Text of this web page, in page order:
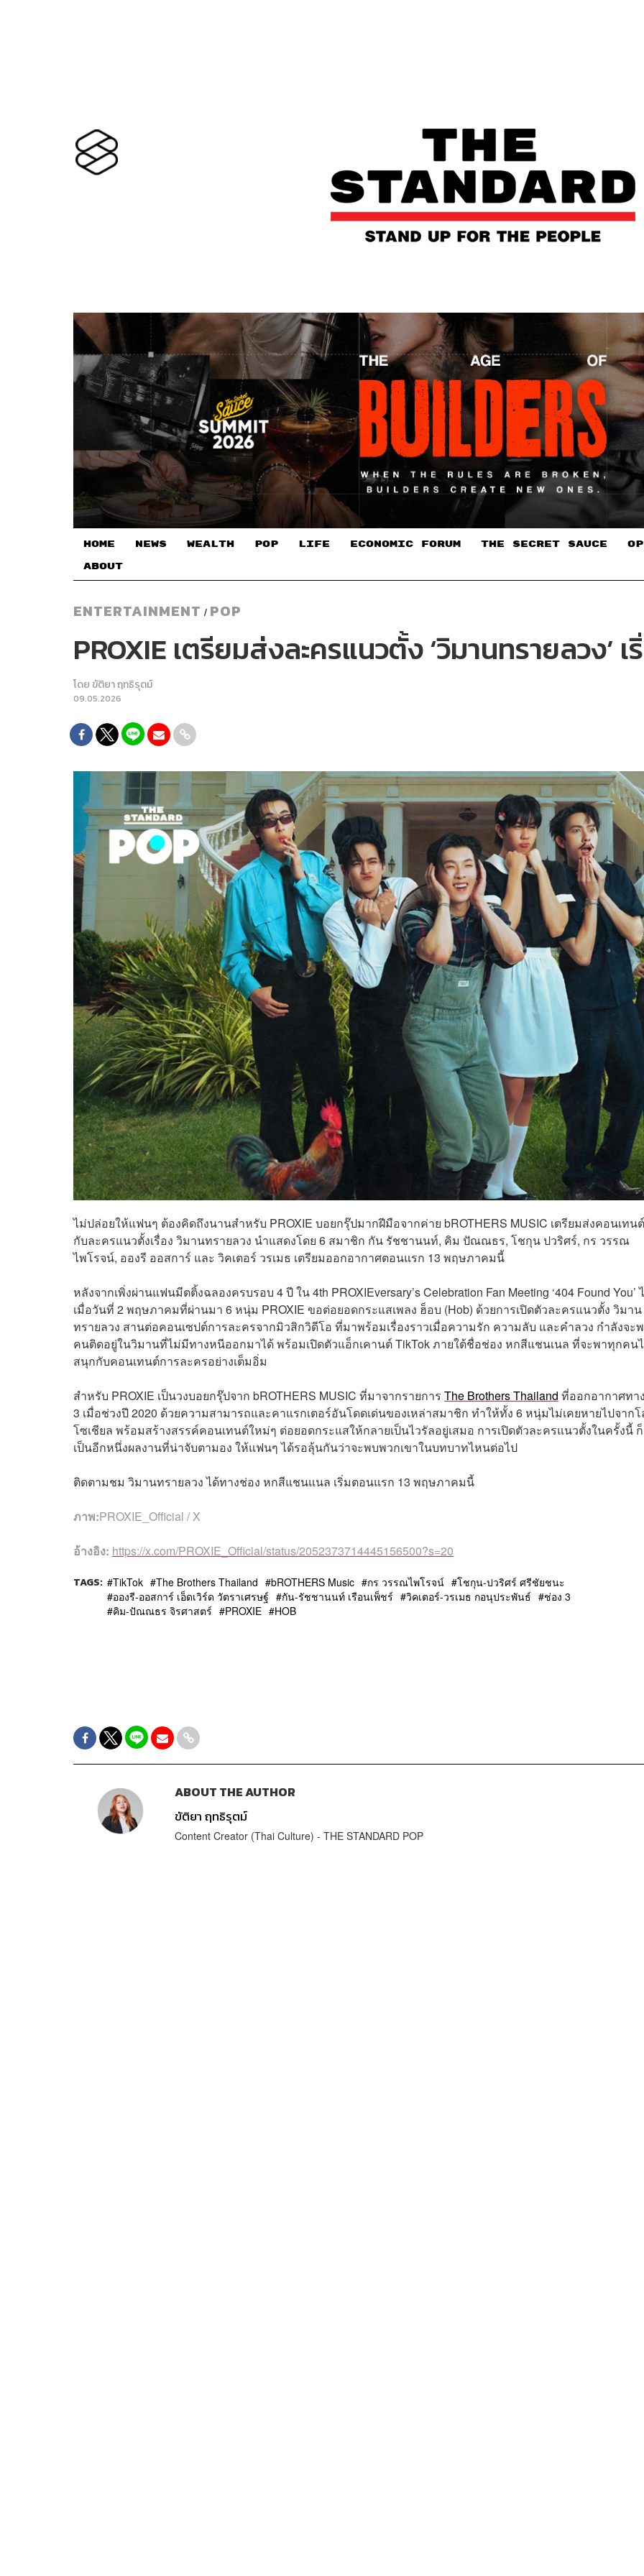
HOME NEWS WEALTH POP LIFE ECONOMIC FORUM THE SECRET SAUCE​
ABOUT
ENTERTAINMENT / POP
PROXIE เตรียมส่งละครแนวตั้ง ‘วิมานทรายลวง’
โดย ขัติยา ฤทธิรุตม์
09.05.2026
ไม่ปล่อยให้แฟนๆ ต้องคิดถึงนานสำหรับ PROXIE บอยกรุ๊ปมากฝีมือจากค่าย bROTHERS MUSIC เตรียมส่งคอนเทน
กับละครแนวตั้งเรื่อง วิมานทรายลวง นำแสดงโดย 6 สมาชิก กัน รัชชานนท์, คิม ปัณณธร, โชกุน ปวริศร์, กร วรรณ
ไพโรจน์, อองรี ออสการ์ และ วิคเตอร์ วรเมธ เตรียมออกอากาศตอนแรก 13 พฤษภาคมนี้
หลังจากเพิ่งผ่านแฟนมีตติ้งฉลองครบรอบ 4 ปี ใน 4th PROXIEversary’s Celebration Fan Meeting ‘404 Found You’
เมื่อวันที่ 2 พฤษภาคมที่ผ่านมา 6 หนุ่ม PROXIE ขอต่อยอดกระแสเพลง ฮ็อบ (Hob) ด้วยการเปิดตัวละครแนวตั้ง วิมาน
ทรายลวง สานต่อคอนเซปต์การละครจากมิวสิกวิดีโอ ที่มาพร้อมเรื่องราวเมื่อความรัก ความลับ และคำลวง กำลังจะ
คนติดอยู่ในวิมานที่ไม่มีทางหนีออกมาได้ พร้อมเปิดตัวแอ็กเคานต์ TikTok ภายใต้ชื่อช่อง หกสีแชนเนล ที่จะพาทุกคน
สนุกกับคอนเทนต์การละครอย่างเต็มอิ่ม
สำหรับ PROXIE เป็นวงบอยกรุ๊ปจาก bROTHERS MUSIC ที่มาจากรายการ The Brothers Thailand ที่ออกอากาศทา
3 เมื่อช่วงปี 2020 ด้วยความสามารถและคาแรกเตอร์อันโดดเด่นของเหล่าสมาชิก ทำให้ทั้ง 6 หนุ่มไม่เคยหายไปจาก
โซเชียล พร้อมสร้างสรรค์คอนเทนต์ใหม่ๆ ต่อยอดกระแสให้กลายเป็นไวรัลอยู่เสมอ การเปิดตัวละครแนวตั้งในครั้งนี้
เป็นอีกหนึ่งผลงานที่น่าจับตามอง ให้แฟนๆ ได้รอลุ้นกันว่าจะพบพวกเขาในบทบาทไหนต่อไป
ติดตามชม วิมานทรายลวง ได้ทางช่อง หกสีแชนแนล เริ่มตอนแรก 13 พฤษภาคมนี้
ภาพ:PROXIE_Official / X
อ้างอิง: https://x.com/PROXIE_Official/status/2052373714445156500?s=20
TAGS: TikTok The Brothers Thailand bROTHERS Music กร วรรณไพโรจน์
โชกุน-ปวริศร์ ศรีชัยชนะ
อองรี-ออสการ์ เอ็ดเวิร์ด วัตราเศรษฐ์
กัน-รัชชานนท์ เรือนเพ็ชร์ วิคเตอร์-วรเมธ กอนุประพันธ์
ช่อง 3
คิม-ปัณณธร จิรศาสตร์
PROXIE HOB
ABOUT THE AUTHOR
ขัติยา ฤทธิรุตม์
Content Creator (Thai Culture) - THE STANDARD POP